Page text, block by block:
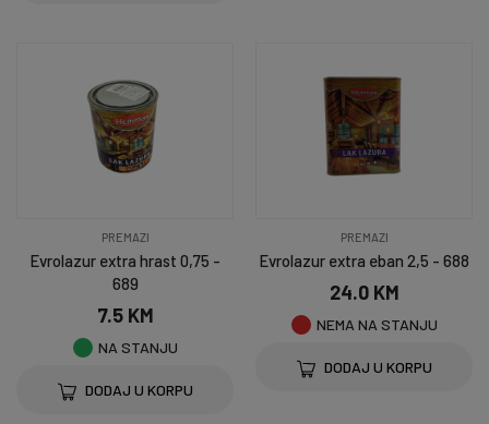
PREMAZI
Evrolazur extra hrast 0,75 -
689
7.5 KM
NA STANJU
DODAJ U KORPU
PREMAZI
Evrolazur extra eban 2,5 - 688
24.0 KM
NEMA NA STANJU
DODAJ U KORPU